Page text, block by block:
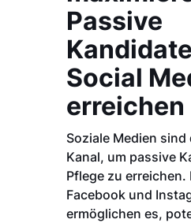
Passive
Social
erreichen
Soziale Medien
Kanal, um passive
Pflege zu
Facebook und
ermöglichen es,